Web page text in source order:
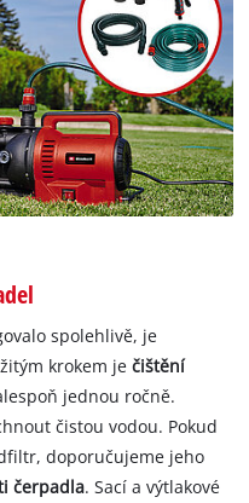
spolehlivě, je
krokem ječištění
jednou ročně.
čistou vodou. Pokud
doporučujeme jeho
čerpadla. Sací a výtlakové